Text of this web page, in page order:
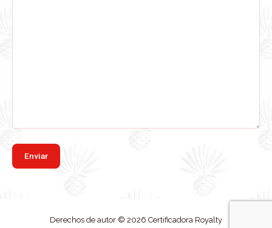
Derechos de autor © 2026 Certificadora Royalty